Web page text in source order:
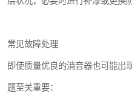
常见故障处理
即使质量优良的消音器也可能出
题至关重要：